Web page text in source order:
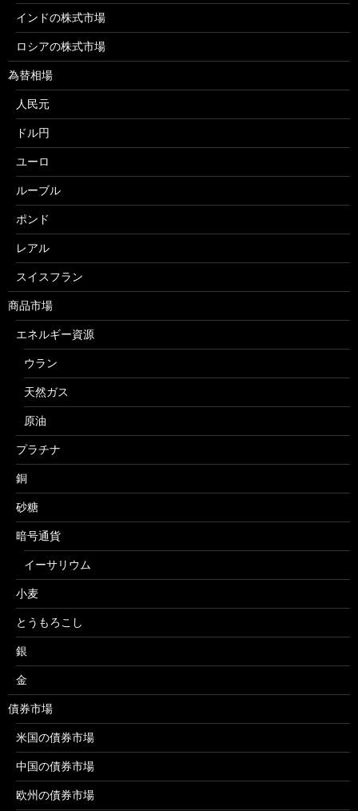
インドの株式市場
ロシアの株式市場
為替相場
人民元
ドル円
ユーロ
ルーブル
ポンド
レアル
スイスフラン
商品市場
エネルギー資源
ウラン
天然ガス
原油
プラチナ
銅
砂糖
暗号通貨
イーサリウム
小麦
とうもろこし
銀
金
債券市場
米国の債券市場
中国の債券市場
欧州の債券市場